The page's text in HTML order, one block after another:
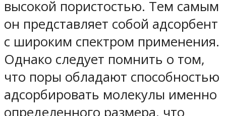
высокой пористостью. Тем самым
он представляет собой адсорбент
с широким спектром применения.
Однако следует помнить о том,
что поры обладают способностью
адсорбировать молекулы именно
определенного размера, что